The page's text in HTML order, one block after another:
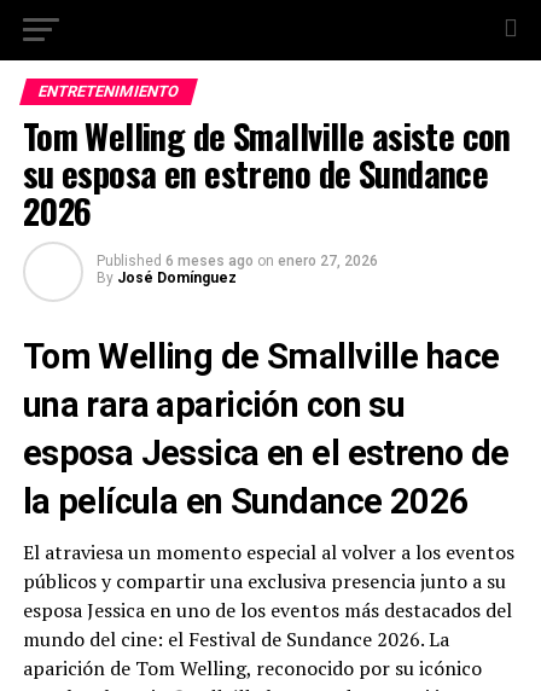
ENTRETENIMIENTO
Tom Welling de Smallville asiste con
su esposa en estreno de Sundance
2026
Published 6 meses ago on enero 27, 2026
By José Domínguez
Tom Welling de Smallville hace
una rara aparición con su
esposa Jessica en el estreno de
la película en Sundance 2026
El atraviesa un momento especial al volver a los eventos
públicos y compartir una exclusiva presencia junto a su
esposa Jessica en uno de los eventos más destacados del
mundo del cine: el Festival de Sundance 2026. La
aparición de Tom Welling, reconocido por su icónico